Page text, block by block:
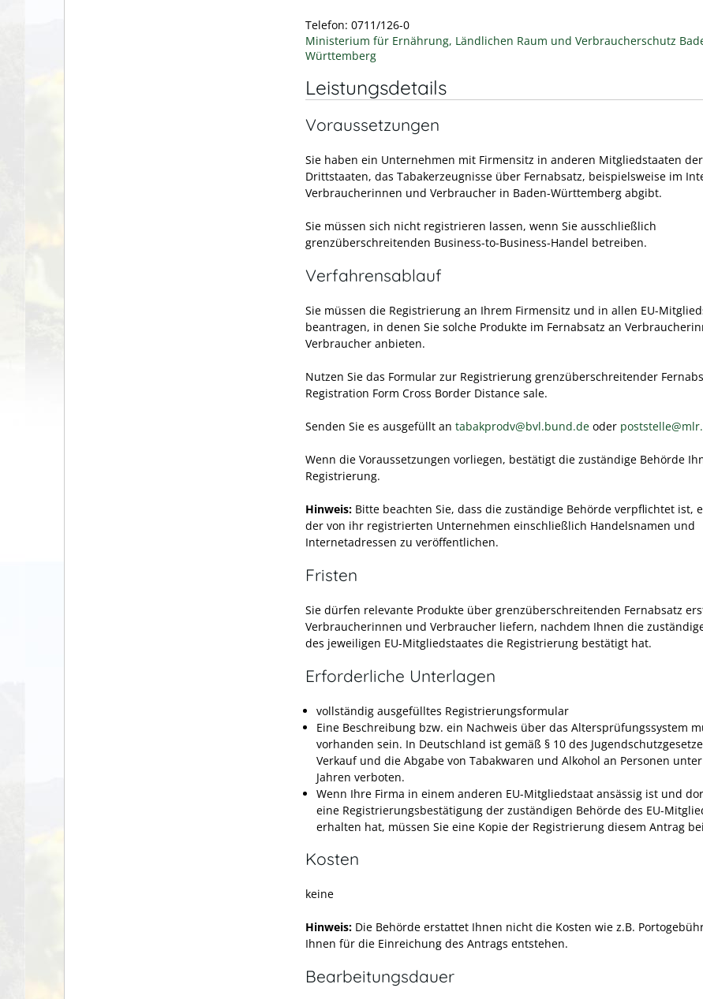
Telefon: 0711/126-0
Ministerium für Ernährung, Ländlichen Raum und Verbraucherschutz
Württemberg
Leistungsdetails
Voraussetzungen
Sie haben ein Unternehmen mit Firmensitz in anderen Mitgliedstaaten
Drittstaaten, das Tabakerzeugnisse über Fernabsatz, beispielsweise im
Verbraucherinnen und Verbraucher in Baden-Württemberg abgibt.
Sie müssen sich nicht registrieren lassen, wenn Sie ausschließlich
grenzüberschreitenden Business-to-Business-Handel betreiben.
Verfahrensablauf
Sie müssen die Registrierung an Ihrem Firmensitz und in allen EU-
beantragen, in denen Sie solche Produkte im Fernabsatz an
Verbraucher anbieten.
Nutzen Sie das Formular zur Registrierung grenzüberschreitender
Registration Form Cross Border Distance sale.
Senden Sie es ausgefüllt an tabakprodv@bvl.bund.de oder
Wenn die Voraussetzungen vorliegen, bestätigt die zuständige Behörde
Registrierung.
Hinweis: Bitte beachten Sie, dass die zuständige Behörde verpflichtet ist,
der von ihr registrierten Unternehmen einschließlich Handelsnamen und
Internetadressen zu veröffentlichen.
Fristen
Sie dürfen relevante Produkte über grenzüberschreitenden Fernabsatz
Verbraucherinnen und Verbraucher liefern, nachdem Ihnen die
des jeweiligen EU-Mitgliedstaates die Registrierung bestätigt hat.
Erforderliche Unterlagen
vollständig ausgefülltes Registrierungsformular
Eine Beschreibung bzw. ein Nachweis über das Altersprüfungssystem
vorhanden sein. In Deutschland ist gemäß § 10 des
Verkauf und die Abgabe von Tabakwaren und Alkohol an Personen
Jahren verboten.
Wenn Ihre Firma in einem anderen EU-Mitgliedstaat ansässig ist und
eine Registrierungsbestätigung der zuständigen Behörde des EU-
erhalten hat, müssen Sie eine Kopie der Registrierung diesem Antrag
Kosten
keine
Hinweis: Die Behörde erstattet Ihnen nicht die Kosten wie z.B.
Ihnen für die Einreichung des Antrags entstehen.
Bearbeitungsdauer